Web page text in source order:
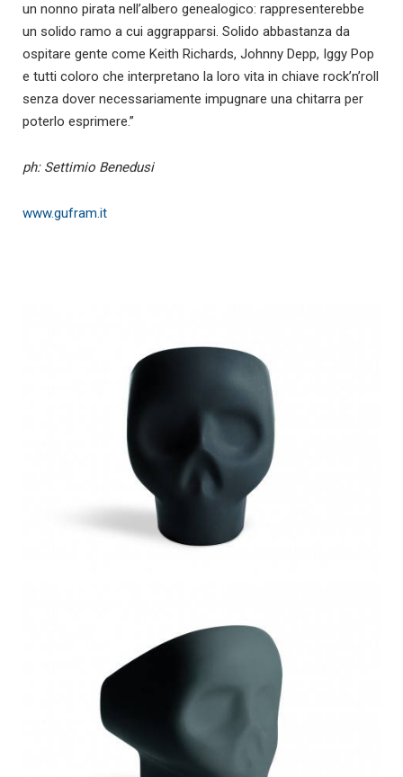
un nonno pirata nell’albero genealogico: rappresenterebbe
un solido ramo a cui aggrapparsi. Solido abbastanza da
ospitare gente come Keith Richards, Johnny Depp, Iggy Pop
e tutti coloro che interpretano la loro vita in chiave rock’n’roll
senza dover necessariamente impugnare una chitarra per
poterlo esprimere.”
ph: Settimio Benedusi
www.gufram.it